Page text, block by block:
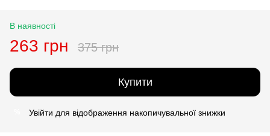
В наявності
263 грн 375 грн
Купити
Увійти для відображення накопичувальної знижки